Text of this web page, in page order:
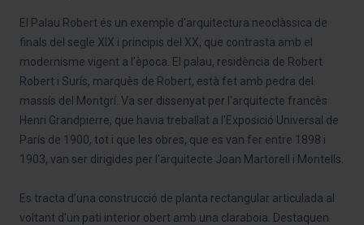
El Palau Robert és un exemple d'arquitectura neoclàssica de
finals del segle XIX i principis del XX, que contrasta amb el
modernisme vigent a l’època. El palau, residència de Robert
Robert i Surís, marquès de Robert, està fet amb pedra del
massís del Montgrí. Va ser dissenyat per l'arquitecte francès
Henri Grandpierre, que havia treballat a l'Exposició Universal de
París de 1900, tot i que les obres, que es van fer entre 1898 i
1903, van ser dirigides per l'arquitecte Joan Martorell i Montells.
Es tracta d’una construcció de planta rectangular articulada al
voltant d'un pati interior obert amb una claraboia. Destaquen